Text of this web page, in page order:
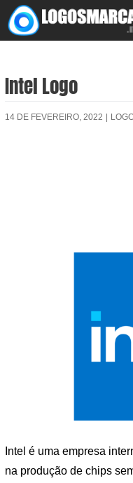
Skip
to
Intel Logo
14 DE FEVEREIRO, 2022
Intel é uma empresa
na produção de chips